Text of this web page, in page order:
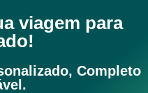
viagem para
, Completo